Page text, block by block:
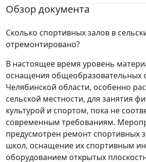
Обзор документа
Сколько спортивных залов в
отремонтировано?
В настоящее время уровень
оснащения общеобразовательных
Челябинской области, особенно
сельской местности, для занятия
культурой и спортом, пока не
современным требованиям.
предусмотрен ремонт спортивных
школ, оснащение их спортивным
оборудованием открытых